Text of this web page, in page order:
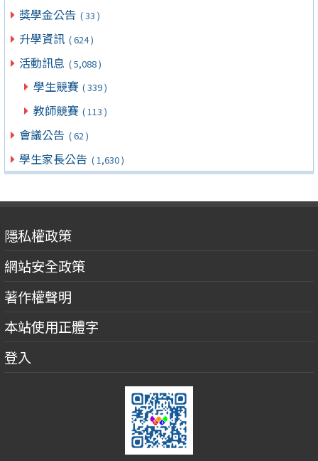
獎學金公告 ( 33 )
升學資訊 ( 624 )
活動訊息 ( 5,088 )
學生競賽 ( 339 )
教師競賽 ( 113 )
會議公告 ( 62 )
學生家長公告 ( 1,630 )
隱私權政策
網站安全政策
著作權聲明
本站使用正體字
登入